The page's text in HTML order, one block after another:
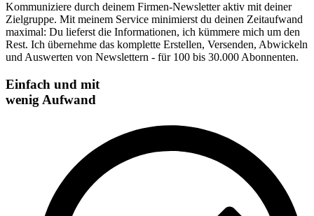
Kommuniziere durch deinem Firmen-Newsletter aktiv mit deiner
Zielgruppe. Mit meinem Service minimierst du deinen Zeitaufwand
maximal: Du lieferst die Informationen, ich kümmere mich um den
Rest. Ich übernehme das komplette Erstellen, Versenden, Abwickeln
und Auswerten von Newslettern - für 100 bis 30.000 Abonnenten.
Einfach und mit
wenig Aufwand